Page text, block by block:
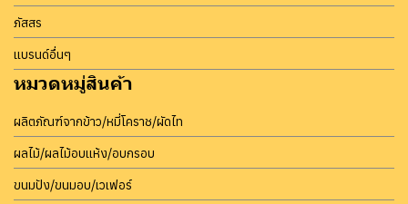
ภัสสร
แบรนด์อื่นๆ
หมวดหมู่สินค้า
ผลิตภัณฑ์จากข้าว/หมี่โคราช/ผัดไท
ผลไม้/ผลไม้อบแห้ง/อบกรอบ
ขนมปัง/ขนมอบ/เวเฟอร์